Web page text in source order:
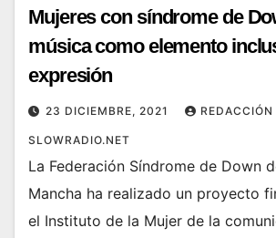
Mujeres con síndrome de
música como elemento
expresión
23 DICIEMBRE, 2021 REDACCIÓN
SLOWRADIO.NET
La Federación Síndrome de Down
Mancha ha realizado un proyecto
el Instituto de la Mujer de la